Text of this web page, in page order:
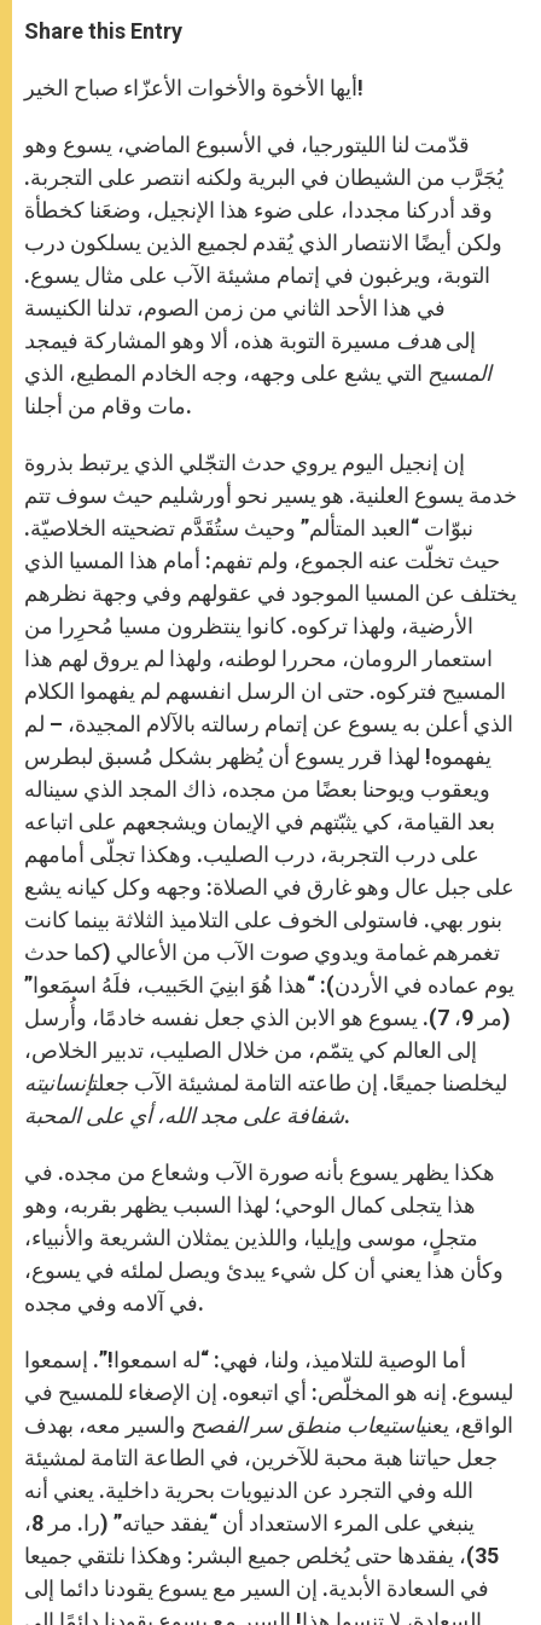
t
s
p
p
s
e
g
e
e
b
o
k
r
Share this Entry
أيها الأخوة والأخوات الأعزّاء صباح الخير!
قدّمت لنا الليتورجيا، في الأسبوع الماضي، يسوع وهو
يُجَرَّب من الشيطان في البرية ولكنه انتصر على التجربة.
وقد أدركنا مجددا، على ضوء هذا الإنجيل، وضعَنا كخطأة
ولكن أيضًا الانتصار الذي يُقدم لجميع الذين يسلكون درب
التوبة، ويرغبون في إتمام مشيئة الآب على مثال يسوع.
في هذا الأحد الثاني من زمن الصوم، تدلنا الكنيسة
إلى هدف مسيرة التوبة هذه، ألا وهو المشاركة فيمجد
المسيح التي يشع على وجهه، وجه الخادم المطيع، الذي
مات وقام من أجلنا.
إن إنجيل اليوم يروي حدث التجّلي الذي يرتبط بذروة
خدمة يسوع العلنية. هو يسير نحو أورشليم حيث سوف تتم
نبوّات “العبد المتألم” وحيث ستُقَدَّم تضحيته الخلاصيّة.
حيث تخلّت عنه الجموع، ولم تفهم: أمام هذا المسيا الذي
يختلف عن المسيا الموجود في عقولهم وفي وجهة نظرهم
الأرضية، ولهذا تركوه. كانوا ينتظرون مسيا مُحرِرا من
استعمار الرومان، محررا لوطنه، ولهذا لم يروق لهم هذا
المسيح فتركوه. حتى ان الرسل انفسهم لم يفهموا الكلام
الذي أعلن به يسوع عن إتمام رسالته بالآلام المجيدة، – لم
يفهموه! لهذا قرر يسوع أن يُظهر بشكل مُسبق لبطرس
ويعقوب ويوحنا بعضًا من مجده، ذاك المجد الذي سيناله
بعد القيامة، كي يثبّتهم في الإيمان ويشجعهم على اتباعه
على درب التجربة، درب الصليب. وهكذا تجلّى أمامهم
على جبل عال وهو غارق في الصلاة: وجهه وكل كيانه يشع
بنور بهي. فاستولى الخوف على التلاميذ الثلاثة بينما كانت
تغمرهم غمامة ويدوي صوت الآب من الأعالي (كما حدث
يوم عماده في الأردن): “هذا هُوَ ابنِيَ الحَبيب، فلَهُ اسمَعوا”
(مر 9، 7). يسوع هو الابن الذي جعل نفسه خادمًا، وأُرسل
إلى العالم كي يتمّم، من خلال الصليب، تدبير الخلاص،
ليخلصنا جميعًا. إن طاعته التامة لمشيئة الآب جعلتإنسانيته
شفافة على مجد الله، أي على المحبة.
هكذا يظهر يسوع بأنه صورة الآب وشعاع من مجده. في
هذا يتجلى كمال الوحي؛ لهذا السبب يظهر بقربه، وهو
متجلٍ، موسى وإيليا، واللذين يمثلان الشريعة والأنبياء،
وكأن هذا يعني أن كل شيء يبدئ ويصل لملئه في يسوع،
في آلامه وفي مجده.
أما الوصية للتلاميذ، ولنا، فهي: “له اسمعوا!”. إسمعوا
ليسوع. إنه هو المخلّص: أي اتبعوه. إن الإصغاء للمسيح في
الواقع، يعنياستيعاب منطق سر الفصح والسير معه، بهدف
جعل حياتنا هبة محبة للآخرين، في الطاعة التامة لمشيئة
الله وفي التجرد عن الدنيويات بحرية داخلية. يعني أنه
ينبغي على المرء الاستعداد أن “يفقد حياته” (را. مر 8،
35)، يفقدها حتى يُخلص جميع البشر: وهكذا نلتقي جميعا
في السعادة الأبدية. إن السير مع يسوع يقودنا دائما إلى